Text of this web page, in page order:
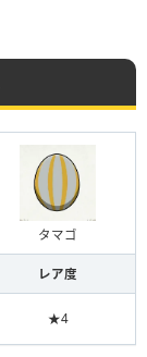
タマゴ
レア度
★4